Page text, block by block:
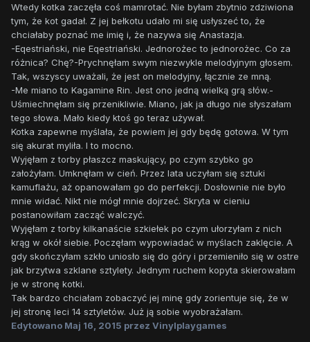
Wtedy kotka zaczęła coś mamrotać. Nie byłam zbytnio zdziwiona
tym, że kot gadał. Z jej bełkotu udało mi się usłyszeć to, że
chciałaby poznać me imię i, że nazywa się Anastazja.
-Eqestriański, nie Eqestriański. Jednorożec to jednorożec. Co za
różnica? Chę?-Prychnęłam swym niezwykle melodyjnym głosem.
Tak, wszyscy uważali, że jest on melodyjny, łącznie ze mną.
-Me miano to Kagamine Rin. Jest ono jedną wielką grą słów.-
Uśmiechnęłam się przenikliwie. Miano, jak ja długo nie słyszałam
tego słowa. Mało kiedy ktoś go teraz używał.
Kotka zapewne myślała, że powiem jej gdy będę gotowa. W tym
się akurat myliła. I to mocno.
Wyjęłam z torby płaszcz maskujący, po czym szybko go
założyłam. Umknęłam w cień. Przez lata uczyłam się sztuki
kamuflażu, aż opanowałam go do perfekcji. Dosłownie nie było
mnie widać. Nikt nie mógł mnie dojrzeć. Skryta w cieniu
postanowiłam zacząć walczyć.
Wyjęłam z torby kilkanaście szkiełek po czym ułorzyłam z nich
krąg w okół siebie. Poczęłam wypowiadać w myślach zaklęcie. A
gdy skończyłam szkło uniosło się do góry i przemieniło się w ostre
jak brzytwa szklane sztylety. Jednym ruchem kopyta skierowałam
je w stronę kotki.
Tak bardzo chciałam zobaczyć jej minę gdy zorientuje się, że w
jej stronę leci 14 sztyletów. Już ją sobie wyobrażałam.
Edytowano Maj 16, 2015 przez Vinylplaygames